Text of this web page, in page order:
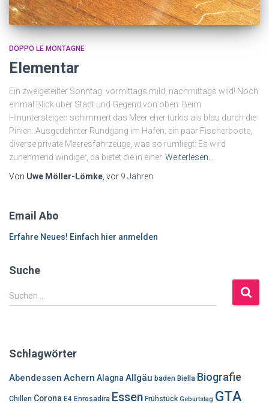
DOPPO LE MONTAGNE
Elementar
Ein zweigeteilter Sonntag: vormittags mild, nachmittags wild! Noch
einmal Blick über Stadt und Gegend von oben: Beim
Hinuntersteigen schimmert das Meer eher türkis als blau durch die
Pinien: Ausgedehnter Rundgang im Hafen; ein paar Fischerboote,
diverse private Meeresfahrzeuge, was so rumliegt: Es wird
zunehmend windiger, da bietet die in einer Weiterlesen…
Von Uwe Möller-Lömke , vor 9 Jahren
Email Abo
Erfahre Neues! Einfach hier anmelden
Suche
S
u
n
a
c
Suchen …
Schlagwörter
Abendessen Achern Alagna Allgäu baden Biella Biografie
Chillen Corona E4 Enrosadira Essen Frühstück Geburtstag GTA